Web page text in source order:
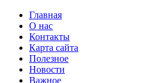
Главная
О нас
Контакты
Карта сайта
Полезное
Новости
Важное